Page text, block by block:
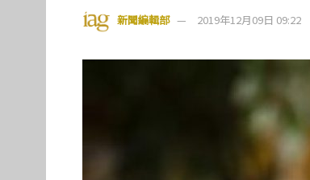
新聞編輯部 2019年12月09日 09:22